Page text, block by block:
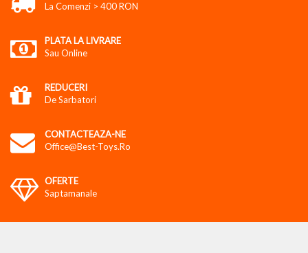
La Comenzi > 400 RON
PLATA LA LIVRARE
Sau Online
REDUCERI
De Sarbatori
CONTACTEAZA-NE
Office@best-Toys.ro
OFERTE
Saptamanale